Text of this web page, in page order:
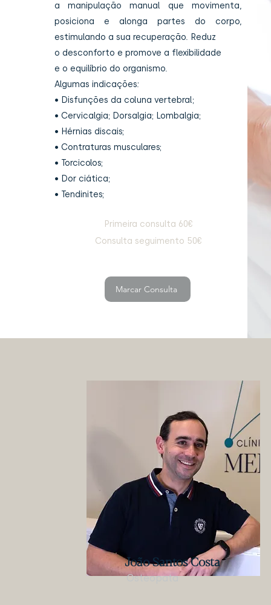
a manipulação manual que movimenta,
posiciona e alonga partes do corpo,
estimulando a sua recuperação. Reduz
o desconforto e promove a flexibilidade
e o equilíbrio do organismo.
Algumas indicações:
• Disfunções da coluna vertebral;
• Cervicalgia; Dorsalgia; Lombalgia;
• Hérnias discais;
• Contraturas musculares;
• Torcicolos;
• Dor ciática;
• Tendinites;
Primeira consulta 60€
Consulta seguimento 50€
Marcar Consulta
João Santos Costa
Osteopata